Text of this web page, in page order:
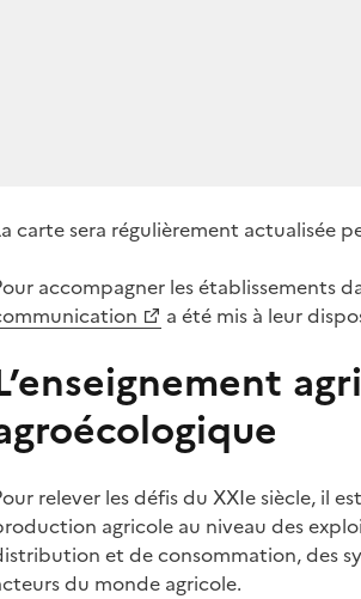
carte sera régulièrement actualisée
accompagner les établissements
a été mis à leur
relever les défis du XXIe siècle, il
agricole au niveau des
et de consommation, des
du monde agricole.